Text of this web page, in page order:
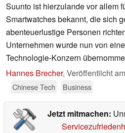
Suunto ist hierzulande vor allem
Smartwatches bekannt, die sich
abenteuerlustige Personen
Unternehmen wurde nun von
Technologie-Konzern
Hannes Brecher, Veröffentlicht am
Chinese Tech
Business
Jetzt mitmachen: